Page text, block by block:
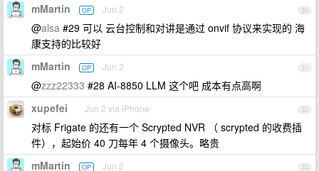
30
mMartin OP Jun 2
@alsa #29 可以 云台控制和对讲是通过 onvif 协议来实现的 海
康支持的比较好
31
mMartin OP Jun 2
@zzz22333 #28 AI-8850 LLM 这个吧 成本有点高啊
32
xupefei Jun 2 via iPhone
对标 Frigate 的还有一个 Scrypted NVR （ scrypted 的收费插
件），起始价 40 刀每年 4 个摄像头。略贵
33
mMartin OP Jun 2